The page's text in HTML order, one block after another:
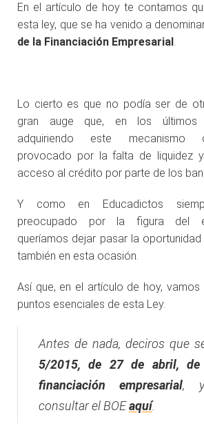
En el artículo de hoy te contamos
esta ley, que se ha venido a
de la Financiación Empresarial .
Lo cierto es que no podía ser de
gran auge que, en los últimos
adquiriendo este mecanismo
provocado por la falta de liquidez
acceso al crédito por parte de los
Y como en Educadictos
preocupado por la figura del
queríamos dejar pasar la
también en esta ocasión.
Así que, en el artículo de hoy,
puntos esenciales de esta Ley.
Antes de nada, deciros que
5/2015, de 27 de abril,
financiación empresarial, y
consultar el BOEaquí.